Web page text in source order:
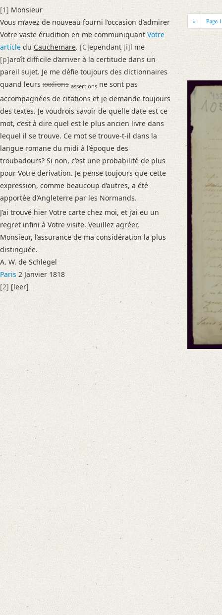
Recipient: François-Just-Marie Raynouard
Place of Dispatch: Paris
Place of Destination: Paris-Passy GND
Date: 02.01.1818
Notations: Empfangsort erschlossen.
Manuscript
Provider: Dresden, Sächsische Landesbibliothek - Staats- und
OAI Id: DE-611-37222
Classification Number: Mscr.Dresd.e.90,XX,Bd.9,Nr.105
Number of Pages: 1 S., hs. m. U.
Format: 19,1 x 11,9 cm
Incipit: „[1] Monsieur
Vous m’avez de nouveau fourni l’occasion d’admirer Votre vaste
Language
French
Editors
Förtig, Christina
Varwig, Olivia
[1] Monsieur
Vous m’avez de nouveau fourni l’occasion d’admirer
Votre vaste érudition en me communiquant Votre
article du Cauchemare. [C]ependant [i]l me
[p]aroît difficile d’arriver à la certitude dans un
pareil sujet. Je me défie toujours des dictionnaires
quand leurs xxxlions assertions ne sont pas
accompagnées de citations et je demande toujours
des textes. Je voudrois savoir de quelle date est ce
mot, c’est à dire quel est le plus ancien livre dans
lequel il se trouve. Ce mot se trouve-t-il dans la
langue romane du midi à l’époque des
troubadours? Si non, c’est une probabilité de plus
pour Votre derivation. Je pense toujours que cette
expression, comme beaucoup d’autres, a été
apportée d’Angleterre par les Normands.
J’ai trouvé hier Votre carte chez moi, et j’ai eu un
regret infini à Votre visite. Veuillez agréer,
Monsieur, l’assurance de ma considération la plus
distinguée.
A. W. de Schlegel
Paris 2 Janvier 1818
[2] [leer]
« Page 1